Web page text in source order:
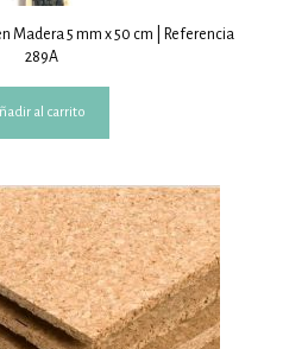
Madera 5 mm x 50 cm | Referencia
289A
al carrito